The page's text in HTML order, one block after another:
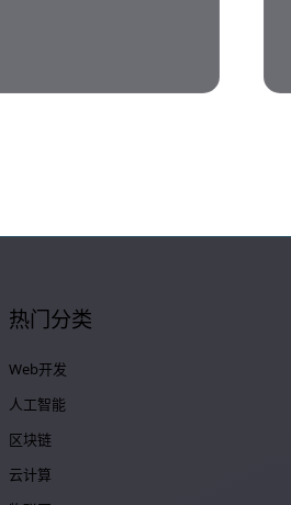
热门分类
Web开发
人工智能
区块链
云计算